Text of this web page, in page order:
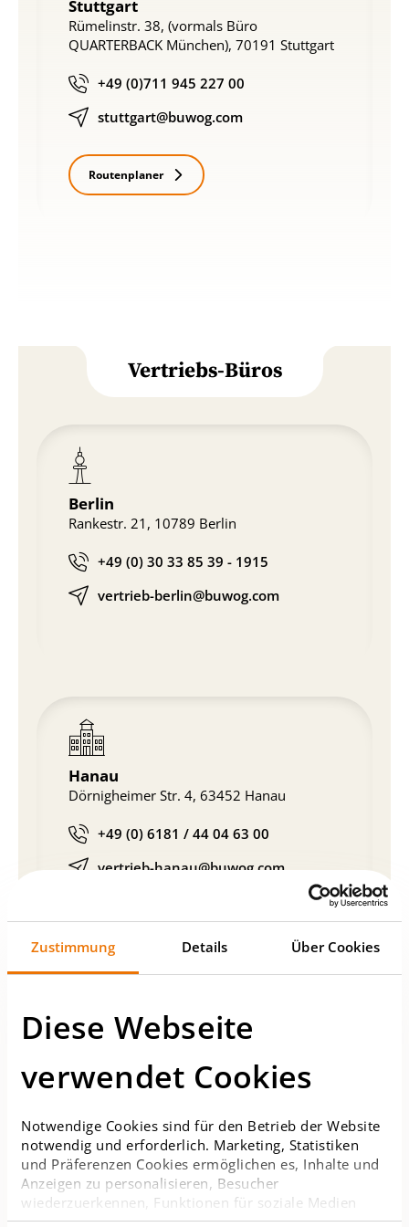
Zustimmung Details Über Cookies
Diese Webseite
verwendet Cookies
Notwendige Cookies sind für den Betrieb der Website
notwendig und erforderlich. Marketing, Statistiken
und Präferenzen Cookies ermöglichen es, Inhalte und
Anzeigen zu personalisieren, Besucher
wiederzuerkennen, Funktionen für soziale Medien
anzubieten sowie Zugriffe auf die Website zu
Stuttgart
Rümelinstr. 38, (vormals Büro
QUARTERBACK München), 70191 Stuttgart
+49 (0)711 945 227 00
stuttgart@buwog.com
Routenplaner
Vertriebs-Büros
Berlin
Rankestr. 21, 10789 Berlin
+49 (0) 30 33 85 39 - 1915
vertrieb-berlin@buwog.com
Hanau
Dörnigheimer Str. 4, 63452 Hanau
+49 (0) 6181 / 44 04 63 00
vertrieb-hanau@buwog.com
Elsterstr. 55, 04109 Leipzig
vertrieb-ost@buwog.com